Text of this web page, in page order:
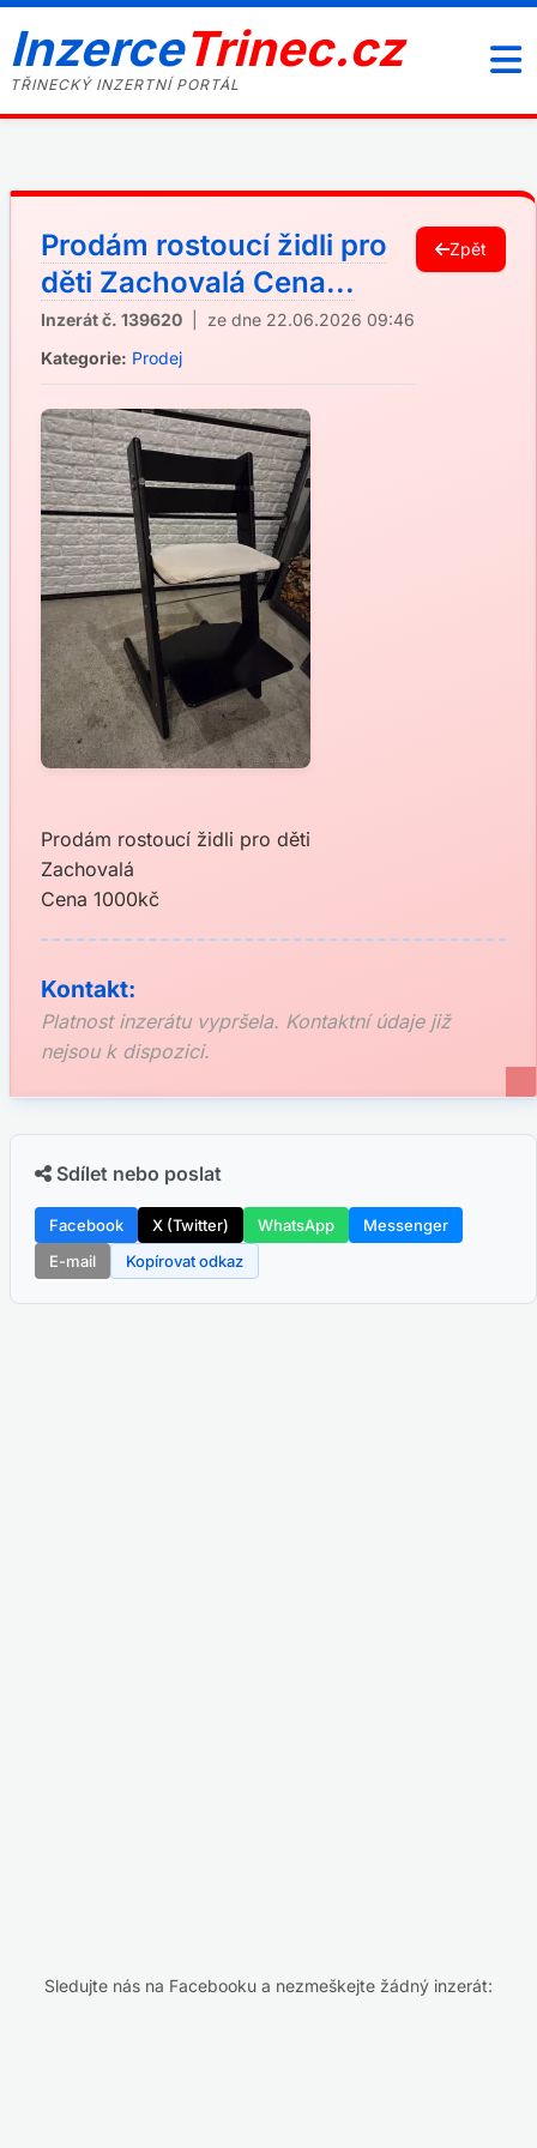
InzerceTrinec.cz
TŘINECKÝ INZERTNÍ PORTÁL
Prodám rostoucí židli pro
děti Zachovalá Cena...
Inzerát č. 139620 | ze dne 22.06.2026 09:46
Kategorie: Prodej
Zpět
Prodám rostoucí židli pro děti
Zachovalá
Cena 1000kč
Kontakt:
Platnost inzerátu vypršela. Kontaktní údaje již
nejsou k dispozici.
Sdílet nebo poslat
Facebook X (Twitter) WhatsApp
Messenger
E-mail
Kopírovat odkaz
Sledujte nás na Facebooku a nezmeškejte žádný inzerát: